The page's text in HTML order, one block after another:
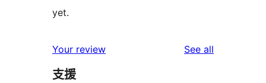
yet.
Your review See all
支援